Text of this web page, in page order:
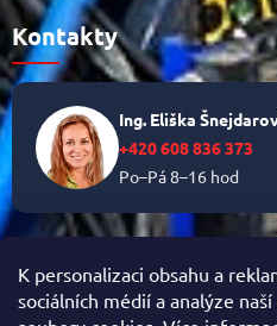
K personalizaci obsahu a
sociálních médií a analýze
Kontakty
Ing. Eliška
+420 608 836 373
Po–Pá 8–16 hod